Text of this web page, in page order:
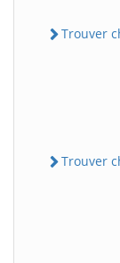
Trouver
Trouver